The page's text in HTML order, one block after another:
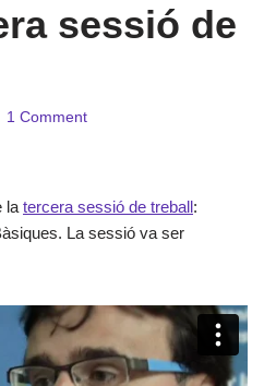
sessió de
1 Comment
la tercera sessió de treball:
La sessió va ser